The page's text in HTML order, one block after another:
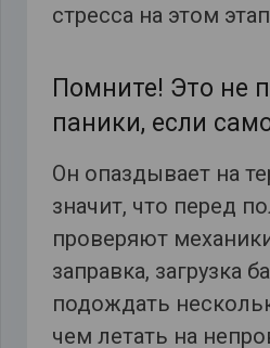
стресса на этом
Помните! Это не
паники, если
Он опаздывает на
значит, что перед
проверяют
заправка, загрузка
подождать
чем летать на